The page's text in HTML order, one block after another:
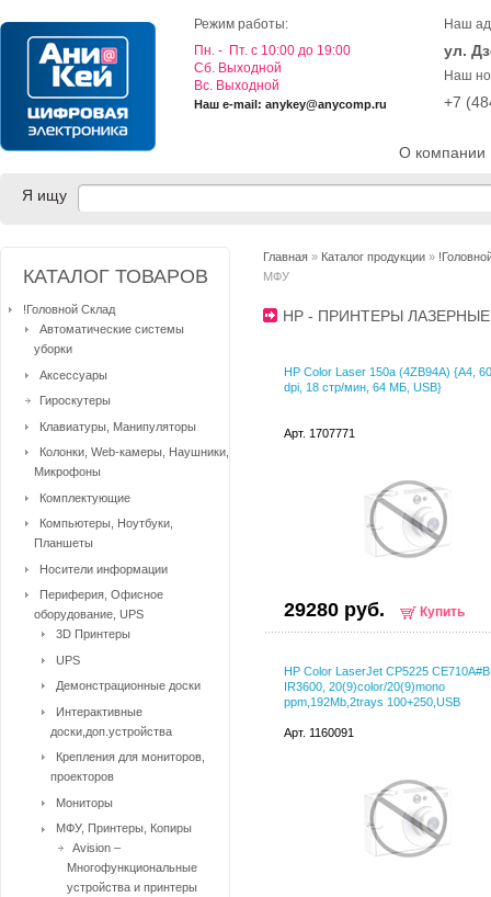
О компании
Режим работы:
Пн. - Пт. с 10:00 до 19:00
Cб. Выходной
Вс. Выходной
Наш e-mail: anykey@anycomp.ru
Наш
ул.
Наш
+7
Я ищу
Главная » Каталог продукции »
МФУ
HP - ПРИНТЕРЫ
HP Color Laser 150a (4ZB94A) {A4,
dpi, 18 стр/мин, 64 МБ, USB}
Арт. 1707771
29280 руб. Купить
HP Color LaserJet CP5225
IR3600, 20(9)color/20(9)mono
ppm,192Mb,2trays 100+250,USB
Арт. 1160091
КАТАЛОГ ТОВАРОВ
!Головной Склад
Автоматические системы
уборки
Аксессуары
Гироскутеры
Клавиатуры, Манипуляторы
Колонки, Web-камеры, Наушники,
Микрофоны
Комплектующие
Компьютеры, Ноутбуки,
Планшеты
Носители информации
Периферия, Офисное
оборудование, UPS
3D Принтеры
UPS
Демонстрационные доски
Интерактивные
доски,доп.устройства
Крепления для мониторов,
проекторов
Мониторы
МФУ, Принтеры, Копиры
Avision –
Многофункциональные
устройства и принтеры